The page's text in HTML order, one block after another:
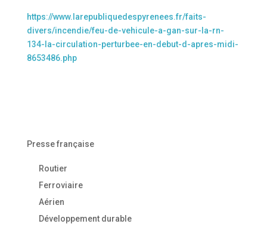
https://www.larepubliquedespyrenees.fr/faits-
divers/incendie/feu-de-vehicule-a-gan-sur-la-rn-
134-la-circulation-perturbee-en-debut-d-apres-midi-
8653486.php
Presse française
Routier
Ferroviaire
Aérien
Développement durable